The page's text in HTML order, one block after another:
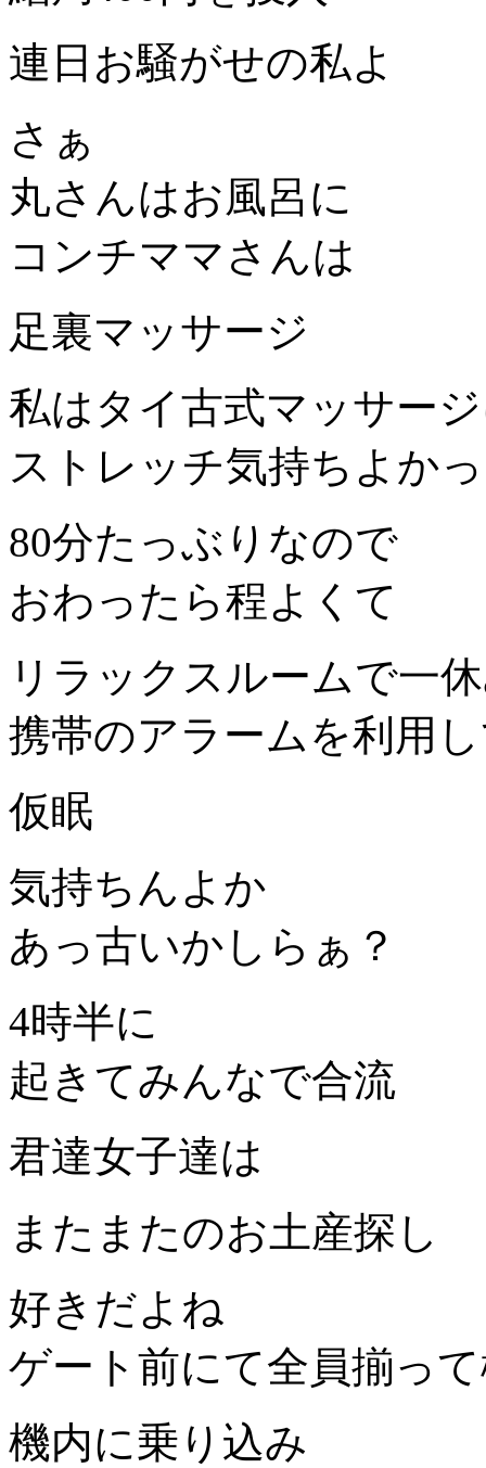
連日お騒がせの私よ
さぁ
丸さんはお風呂に
コンチママさんは
足裏マッサージ
私はタイ古式マッサー
ストレッチ気持ちよか
80分たっぶりなので
おわったら程よくて
リラックスルームで一
携帯のアラームを利用
仮眠
気持ちんよか
あっ古いかしらぁ？
4時半に
起きてみんなで合流
君達女子達は
またまたのお土産探し
好きだよね
ゲート前にて全員揃っ
機内に乗り込み